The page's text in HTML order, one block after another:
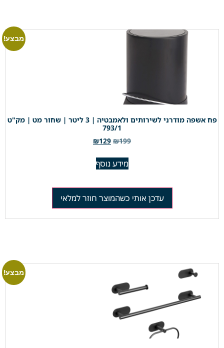
מבצע!
פח אשפה מודרני לשירותים ולאמבטיה | 3 ליטר | שחור מט | מק"ט
793/1
₪199
₪129
מידע נוסף
עדכן אותי כשהמוצר חוזר למלאי
מבצע!